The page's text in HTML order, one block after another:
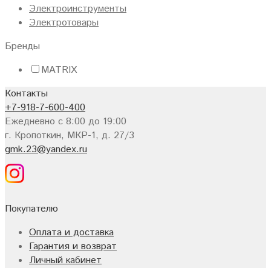
Электроинструменты
Электротовары
Бренды
MATRIX
Контакты
+7-918-7-600-400
Ежедневно с 8:00 до 19:00
г. Кропоткин, МКР-1, д. 27/3
gmk.23@yandex.ru
Покупателю
Оплата и доставка
Гарантия и возврат
Личный кабинет